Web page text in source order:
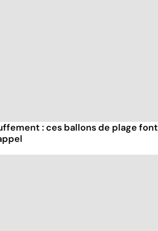
: ces ballons de plage font